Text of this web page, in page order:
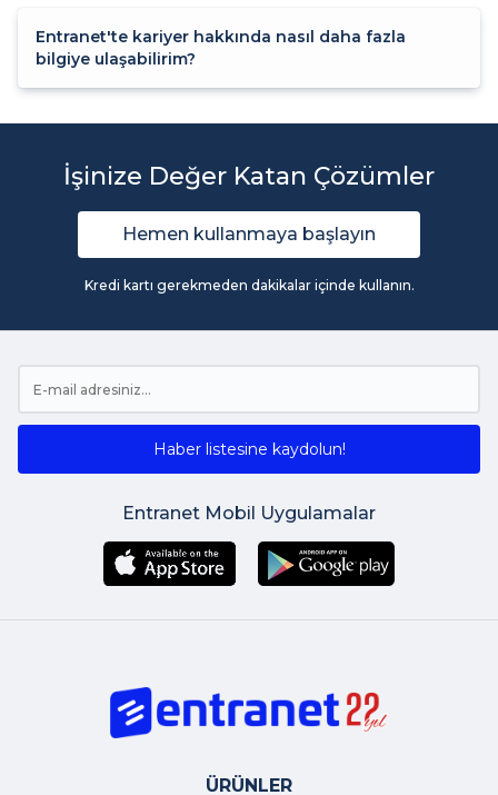
Entranet'te kariyer hakkında nasıl daha fazla
bilgiye ulaşabilirim?
İşinize Değer Katan Çözümler
Hemen kullanmaya başlayın
Kredi kartı gerekmeden dakikalar içinde kullanın.
Haber listesine kaydolun!
Entranet Mobil Uygulamalar
ÜRÜNLER